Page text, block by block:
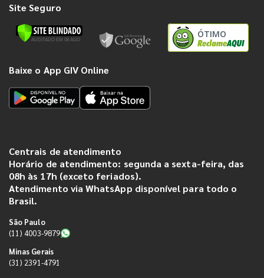
Site Seguro
ÓTIMO
Baixe o App GIV Online
Centrais de atendimento
Horário de atendimento: segunda a sexta-feira, das
08h às 17h (exceto feriados).
Atendimento via WhatsApp disponível para todo o
Brasil.
São Paulo
(11) 4003-9879
Minas Gerais
(31) 2391-4791